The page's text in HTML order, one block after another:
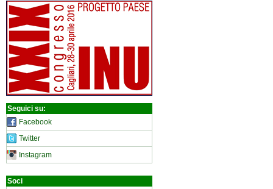
Seguici su:
Facebook
Twitter
Instagram
Soci